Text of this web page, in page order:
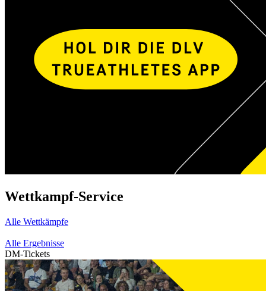
Wettkampf-Service
Alle Wettkämpfe
Alle Ergebnisse
DM-Tickets